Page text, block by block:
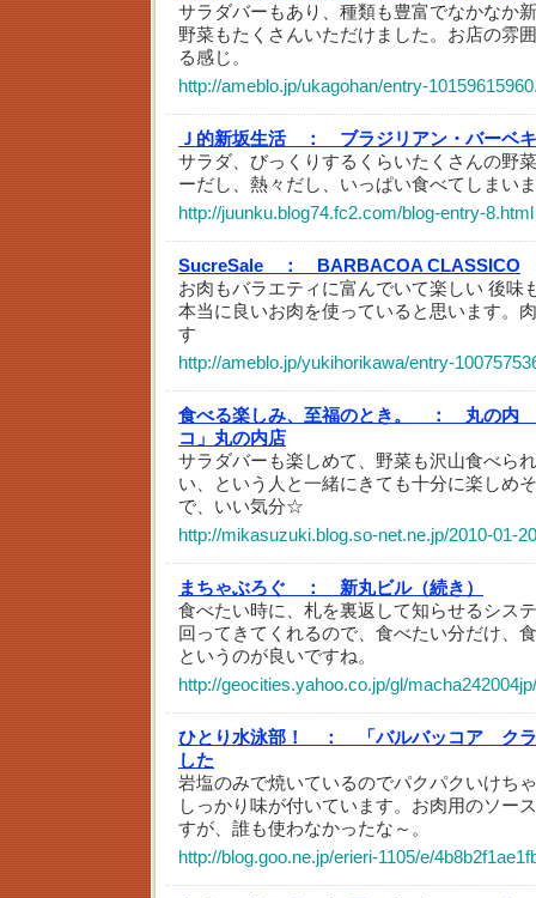
サラダバーもあり、種類も豊富でなかなか
野菜もたくさんいただけました。お店の雰
る感じ。
http://ameblo.jp/ukagohan/entry-
Ｊ的新坂生活 ：
ブラジリアン・バーベ
サラダ、びっくりするくらいたくさんの野
ーだし、熱々だし、いっぱい食べてしまい
http://juunku.blog74.fc2.com/blog-entry-8.html
SucreSale ：
BARBACOA CLASSICO
お肉もバラエティに富んでいて楽しい 後味
本当に良いお肉を使っていると思います。
す
http://ameblo.jp/yukihorikawa/entry-
食べる楽しみ、至福のとき。 ：
丸の内
コ」丸の内店
サラダバーも楽しめて、野菜も沢山食べら
い、という人と一緒にきても十分に楽しめ
で、いい気分☆
http://mikasuzuki.blog.so-net.ne.jp/2010-01-20
まちゃぶろぐ ：
新丸ビル（続き）
食べたい時に、札を裏返して知らせるシス
回ってきてくれるので、食べたい分だけ、
というのが良いですね。
http://geocities.yahoo.co.jp/gl/
ひとり水泳部！ ：
「バルバッコア ク
した
岩塩のみで焼いているのでパクパクいけち
しっかり味が付いています。お肉用のソー
すが、誰も使わなかったな～。
http://blog.goo.ne.jp/erieri-1105/e/